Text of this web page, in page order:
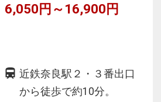
6,050円～16,900円
近鉄奈良駅２・３番出口
から徒歩で約10分。